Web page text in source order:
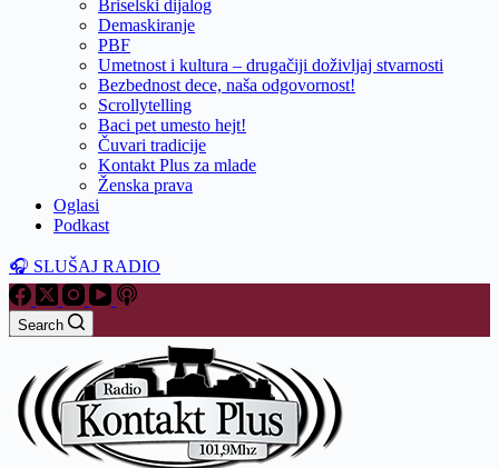
Briselski dijalog
Demaskiranje
PBF
Umetnost i kultura – drugačiji doživljaj stvarnosti
Bezbednost dece, naša odgovornost!
Scrollytelling
Baci pet umesto hejt!
Čuvari tradicije
Kontakt Plus za mlade
Ženska prava
Oglasi
Podkast
🎧 SLUŠAJ RADIO
Search